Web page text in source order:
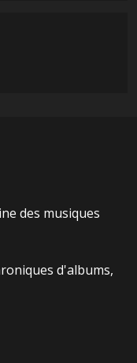
des musiques
d'albums,